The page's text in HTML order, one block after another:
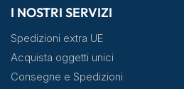
I NOSTRI SERVIZI
Spedizioni extra UE
Acquista oggetti unici
Consegne e Spedizioni